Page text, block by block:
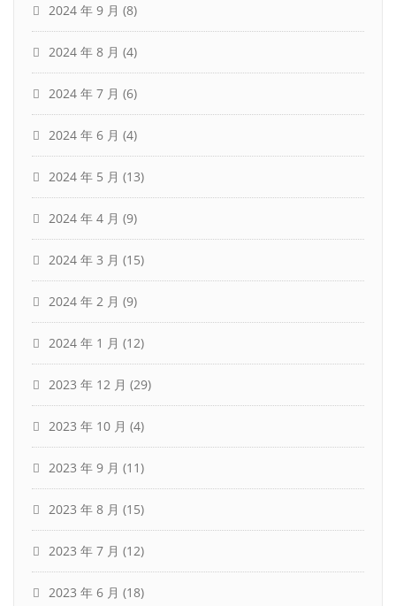
2024 年 9 月 (8)
2024 年 8 月 (4)
2024 年 7 月 (6)
2024 年 6 月 (4)
2024 年 5 月 (13)
2024 年 4 月 (9)
2024 年 3 月 (15)
2024 年 2 月 (9)
2024 年 1 月 (12)
2023 年 12 月 (29)
2023 年 10 月 (4)
2023 年 9 月 (11)
2023 年 8 月 (15)
2023 年 7 月 (12)
2023 年 6 月 (18)